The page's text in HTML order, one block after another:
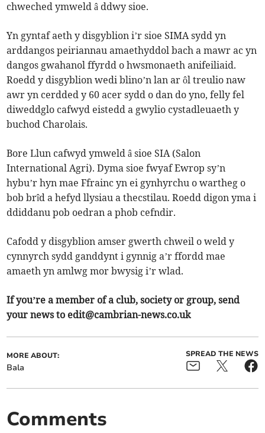
chweched ymweld â ddwy sioe.
Yn gyntaf aeth y disgyblion i’r sioe SIMA sydd yn
arddangos peiriannau amaethyddol bach a mawr ac yn
dangos gwahanol ffyrdd o hwsmonaeth anifeiliaid.
Roedd y disgyblion wedi blino’n lan ar ôl treulio naw
awr yn cerdded y 60 acer sydd o dan do yno, felly fel
diweddglo cafwyd eistedd a gwylio cystadleuaeth y
buchod Charolais.
Bore Llun cafwyd ymweld â sioe SIA (Salon
International Agri). Dyma sioe fwyaf Ewrop sy’n
hybu’r hyn mae Ffrainc yn ei gynhyrchu o wartheg o
bob brîd a hefyd llysiau a thecstilau. Roedd digon yma i
ddiddanu pob oedran a phob cefndir.
Cafodd y disgyblion amser gwerth chweil o weld y
cynnyrch sydd ganddynt i gynnig a’r ffordd mae
amaeth yn amlwg mor bwysig i’r wlad.
If you’re a member of a club, society or group, send
your news to edit@cambrian-news.co.uk
MORE ABOUT:
Bala
SPREAD THE NEWS
Comments